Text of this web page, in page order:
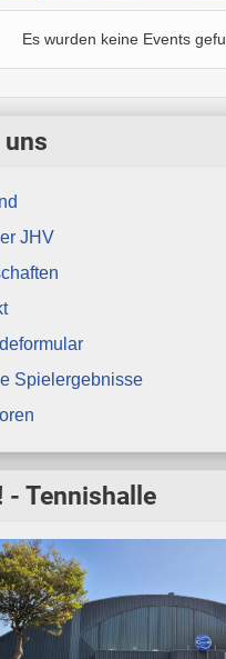
Es wurden keine Events
uns
JHV
Spielergebnisse
- Tennishalle